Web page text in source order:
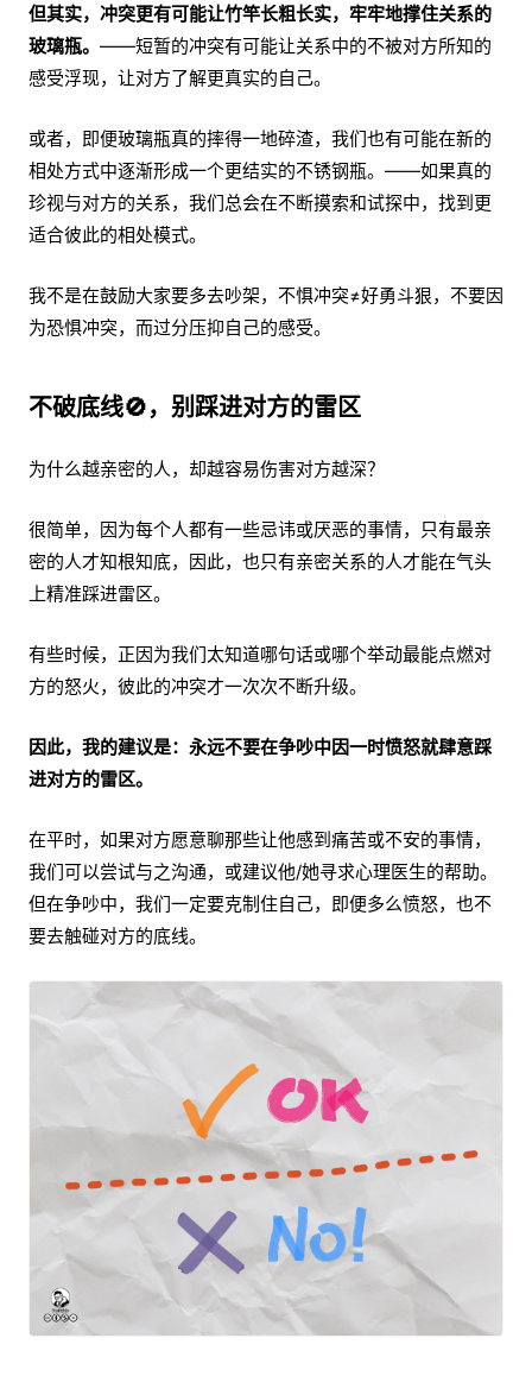
但其实，冲突更有可能让竹竿长粗长实，牢牢地撑住关系的
玻璃瓶。 ——短暂的冲突有可能让关系中的不被对方所知的
感受浮现，让对方了解更真实的自己。
或者，即便玻璃瓶真的摔得一地碎渣，我们也有可能在新的
相处方式中逐渐形成一个更结实的不锈钢瓶。——如果真的
珍视与对方的关系，我们总会在不断摸索和试探中，找到更
适合彼此的相处模式。
我不是在鼓励大家要多去吵架，不惧冲突≠好勇斗狠，不要因
为恐惧冲突，而过分压抑自己的感受。
不破底线🚫，别踩进对方的雷区
为什么越亲密的人，却越容易伤害对方越深？
很简单，因为每个人都有一些忌讳或厌恶的事情，只有最亲
密的人才知根知底，因此，也只有亲密关系的人才能在气头
上精准踩进雷区。
有些时候，正因为我们太知道哪句话或哪个举动最能点燃对
方的怒火，彼此的冲突才一次次不断升级。
因此，我的建议是：永远不要在争吵中因一时愤怒就肆意踩
进对方的雷区。
在平时，如果对方愿意聊那些让他感到痛苦或不安的事情，
我们可以尝试与之沟通，或建议他/她寻求心理医生的帮助。
但在争吵中，我们一定要克制住自己，即便多么愤怒，也不
要去触碰对方的底线。